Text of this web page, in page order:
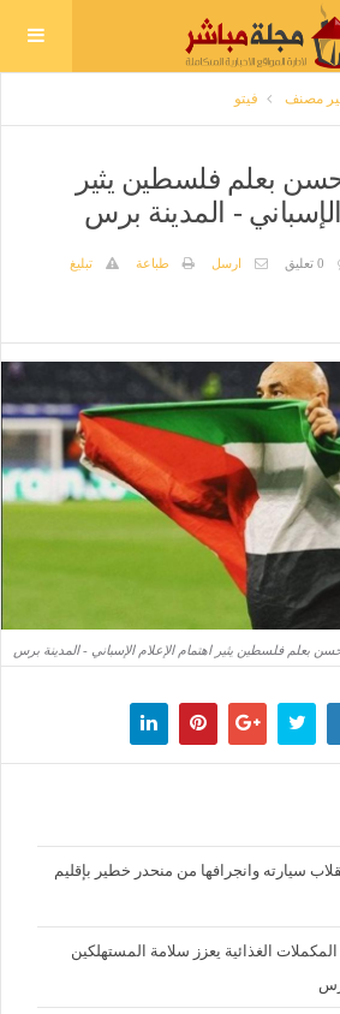
مصنف فيتو
بعلم فلسطين يثير
الإسباني - المدينة برس
0 تعليق ارسل طباعة
تبليغ
بعلم فلسطين يثير اهتمام الإعلام الإسباني - المدينة برس
سيارته وانجرافها من منحدر خطير بإقليم
الغذائية يعزز سلامة المستهلكين